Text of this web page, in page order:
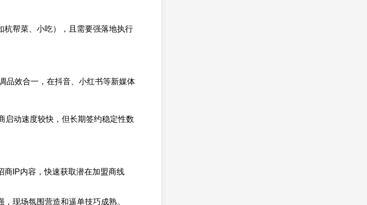
杭帮菜、小吃），且需要强落地执行
品效合一，在抖音、小红书等新媒体
启动速度较快，但长期签约稳定性数
商IP内容，快速获取潜在加盟商线
现场氛围营造和逼单技巧成熟。